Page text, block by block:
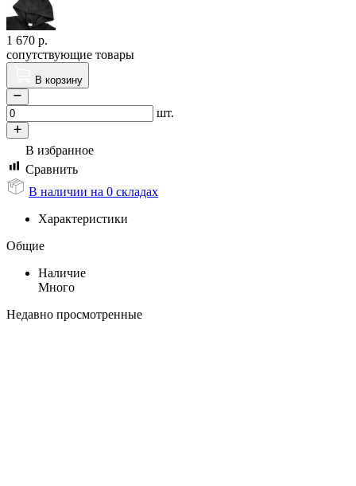
1 670 р.
сопутствующие товары
В корзину
шт.
В избранное
Сравнить
В наличии на 0 складах
Характеристики
Общие
Наличие
Много
Недавно просмотренные